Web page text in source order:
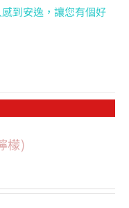
到安逸，讓您有個好
檬)